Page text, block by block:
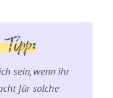
sein, wenn ihr
für solche